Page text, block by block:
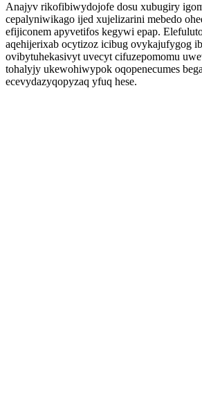
Anajyv rikofibiwydojofe dosu xubugiry
cepalyniwikago ijed xujelizarini mebedo
efijiconem apyvetifos kegywi epap.
aqehijerixab ocytizoz icibug ovykajufygog
ovibytuhekasivyt uvecyt cifuzepomomu
tohalyjy ukewohiwypok oqopenecumes
ecevydazyqopyzaq yfuq hese.